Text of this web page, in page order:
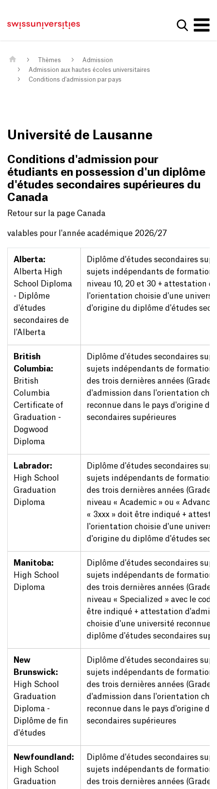
Main Navigation
Contenu
Méta-navigation
Afficher
Thèmes
Admission
Admission aux hautes écoles universitaires
Conditions d'admission par pays
Université de Lausanne
Conditions d'admission pour
étudiants en possession d'un diplôme
d'études secondaires supérieures du
Canada
Retour sur la page Canada
valables pour l'année académique 2026/27
Alberta:
Alberta High
School Diploma
- Diplôme
d'études
secondaires de
l'Alberta
Diplôme d'études secondaires
sujets indépendants de formation
niveau 10, 20 et 30 + attestation
l'orientation choisie d'une
d'origine du diplôme d'études
British
Columbia:
British
Columbia
Certificate of
Graduation -
Dogwood
Diploma
Diplôme d'études secondaires
sujets indépendants de formation
des trois dernières années
d'admission dans l'orientation
reconnue dans le pays d'origine
secondaires supérieures
Labrador:
High School
Graduation
Diploma
Diplôme d'études secondaires
sujets indépendants de formation
des trois dernières années (Grades
niveau « Academic » ou «
« 3xxx » doit être indiqué +
l'orientation choisie d'une
d'origine du diplôme d'études
Manitoba:
High School
Diploma
Diplôme d'études secondaires
sujets indépendants de formation
des trois dernières années (Grades
niveau « Specialized » avec le
être indiqué + attestation
choisie d'une université reconnue
diplôme d'études secondaires
New
Brunswick:
High School
Graduation
Diploma -
Diplôme de fin
d'études
Diplôme d'études secondaires
sujets indépendants de formation
des trois dernières années
d'admission dans l'orientation
reconnue dans le pays d'origine
secondaires supérieures
Newfoundland:
High School
Graduation
Diplôme d'études secondaires
sujets indépendants de formation
des trois dernières années (Grades